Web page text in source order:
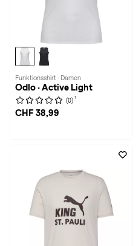
Funktionsshirt · Damen
Odlo · Active Light
(0) 1
CHF 38,99